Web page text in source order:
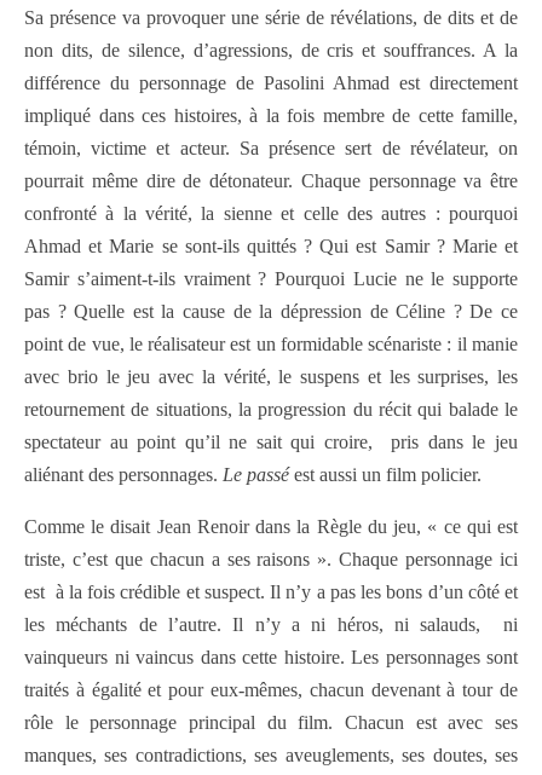
Sa présence va provoquer une série de révélations, de dits et de
non dits, de silence, d’agressions, de cris et souffrances. A la
différence du personnage de Pasolini Ahmad est directement
impliqué dans ces histoires, à la fois membre de cette famille,
témoin, victime et acteur. Sa présence sert de révélateur, on
pourrait même dire de détonateur. Chaque personnage va être
confronté à la vérité, la sienne et celle des autres : pourquoi
Ahmad et Marie se sont-ils quittés ? Qui est Samir ? Marie et
Samir s’aiment-t-ils vraiment ? Pourquoi Lucie ne le supporte
pas ? Quelle est la cause de la dépression de Céline ? De ce
point de vue, le réalisateur est un formidable scénariste : il manie
avec brio le jeu avec la vérité, le suspens et les surprises, les
retournement de situations, la progression du récit qui balade le
spectateur au point qu’il ne sait qui croire, pris dans le jeu
aliénant des personnages. Le passéest aussi un film policier.
Comme le disait Jean Renoir dans la Règle du jeu, « ce qui est
triste, c’est que chacun a ses raisons ». Chaque personnage ici
est à la fois crédible et suspect. Il n’y a pas les bons d’un côté et
les méchants de l’autre. Il n’y a ni héros, ni salauds, ni
vainqueurs ni vaincus dans cette histoire. Les personnages sont
traités à égalité et pour eux-mêmes, chacun devenant à tour de
rôle le personnage principal du film. Chacun est avec ses
manques, ses contradictions, ses aveuglements, ses doutes, ses